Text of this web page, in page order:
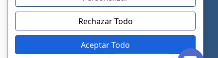
Rechazar Todo
Aceptar Todo